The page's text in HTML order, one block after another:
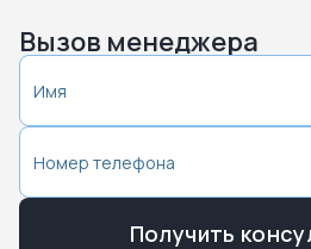
Вызов менеджера
Получить